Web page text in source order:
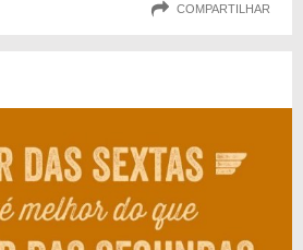
COMPARTILHAR